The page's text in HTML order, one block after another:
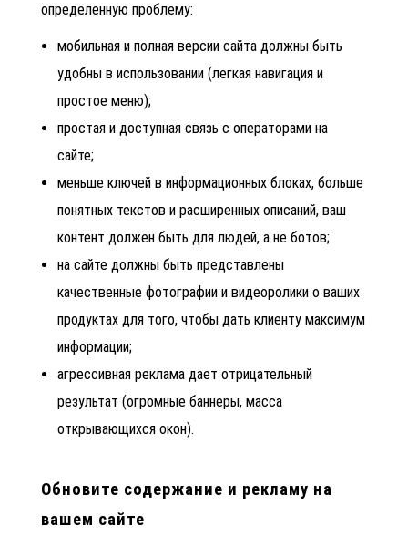
определенную проблему:
мобильная и полная версии сайта должны быть
удобны в использовании (легкая навигация и
простое меню);
простая и доступная связь с операторами на
сайте;
меньше ключей в информационных блоках, больше
понятных текстов и расширенных описаний, ваш
контент должен быть для людей, а не ботов;
на сайте должны быть представлены
качественные фотографии и видеоролики о ваших
продуктах для того, чтобы дать клиенту максимум
информации;
агрессивная реклама дает отрицательный
результат (огромные баннеры, масса
открывающихся окон).
Обновите содержание и рекламу на
вашем сайте